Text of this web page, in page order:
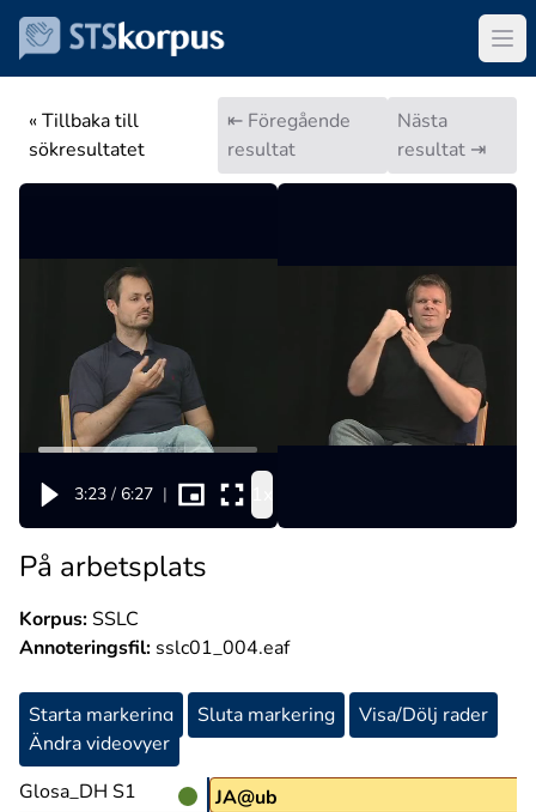
« Tillbaka till
sökresultatet
⇤ Föregående
resultat
Nästa
resultat ⇥
3:23 / 6:27 |
På arbetsplats
Korpus:SSLC
Annoteringsfil: sslc01_004.eaf
Starta markering Sluta markering
Visa/Dölj rader
Ändra videovyer
Glosa_DH S1
JA@ub